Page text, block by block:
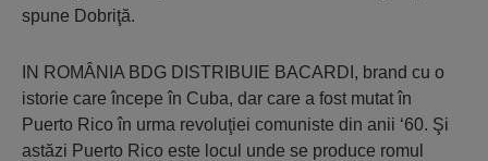
spune Dobriţă.
IN ROMÂNIA BDG DISTRIBUIE BACARDI, brand cu o
istorie care începe în Cuba, dar care a fost mutat în
Puerto Rico în urma revoluţiei comuniste din anii ‘60. Şi
astăzi Puerto Rico este locul unde se produce romul